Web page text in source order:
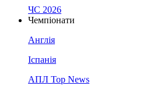
ЧС 2026
Чемпіонати
Англія
Іспанія
АПЛ Top News